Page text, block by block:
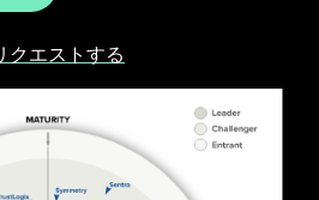
クエストする